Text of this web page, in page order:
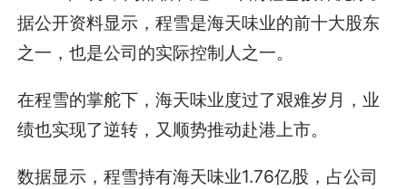
据公开资料显示，程雪是海天味业的前十大股东
之一，也是公司的实际控制人之一。
在程雪的掌舵下，海天味业度过了艰难岁月，业
绩也实现了逆转，又顺势推动赴港上市。
数据显示，程雪持有海天味业1.76亿股，占公司